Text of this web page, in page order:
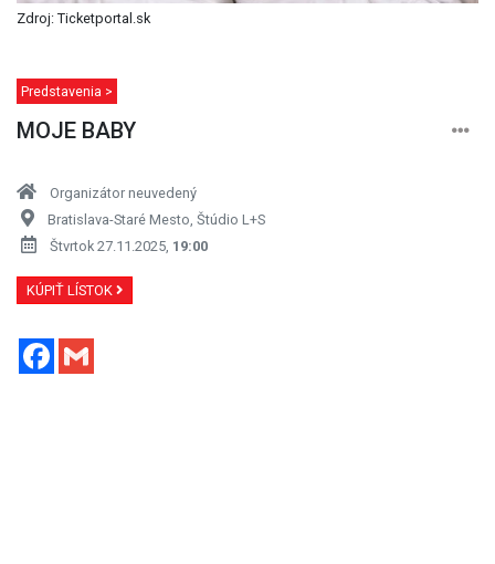
Zdroj: Ticketportal.sk
Predstavenia >
MOJE BABY
Organizátor neuvedený
Bratislava-Staré Mesto, Štúdio L+S
Štvrtok 27.11.2025, 19:00
KÚPIŤ LÍSTOK
Facebook